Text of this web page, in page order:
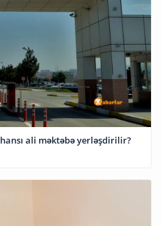
ali məktəbə yerləşdirilir?